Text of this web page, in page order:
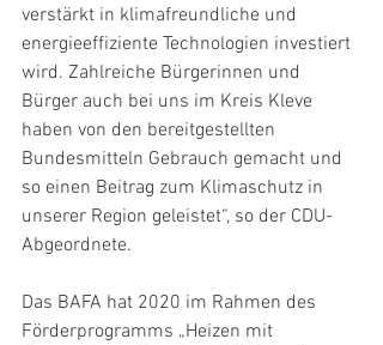
verstärkt in klimafreundliche und
energieeffiziente Technologien investiert
wird. Zahlreiche Bürgerinnen und
Bürger auch bei uns im Kreis Kleve
haben von den bereitgestellten
Bundesmitteln Gebrauch gemacht und
so einen Beitrag zum Klimaschutz in
unserer Region geleistet“, so der CDU-
Abgeordnete.
Das BAFA hat 2020 im Rahmen des
Förderprogramms „Heizen mit